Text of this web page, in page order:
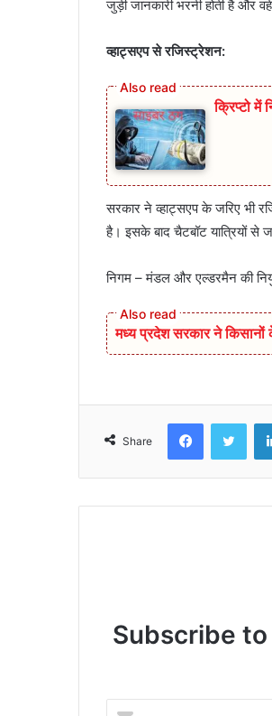
जुड़ी जानकारी भरनी होती है और
व्हाट्सएप से रजिस्ट्रेशन:
क्रिप्टो में
सरकार ने व्हाट्सएप के जरिए भी
है। इसके बाद चैटबॉट यात्रियों से
निगम – मंडल और एल्डरमैन की
मध्य प्रदेश सरकार ने किसानों
Share
Facebook
Subscribe